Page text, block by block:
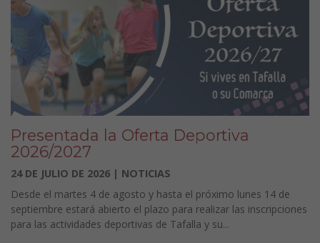
Presentada la Oferta Deportiva
2026/2027
24 DE JULIO DE 2026 | NOTICIAS
Desde el martes 4 de agosto y hasta el próximo lunes 14 de
septiembre estará abierto el plazo para realizar las inscripciones
para las actividades deportivas de Tafalla y su...